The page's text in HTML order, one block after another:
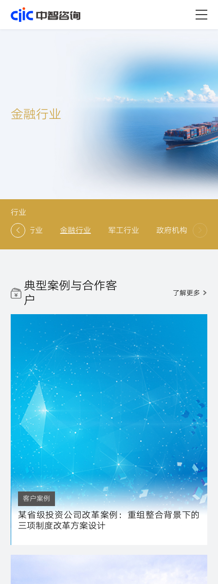
资源
金融行业
行业
汽车行业
金融行业 军工行业 政府机构
典型案例与合作客
户
了解更多
客户案例
某省级投资公司改革案例：重组整合背景下的
三项制度改革方案设计